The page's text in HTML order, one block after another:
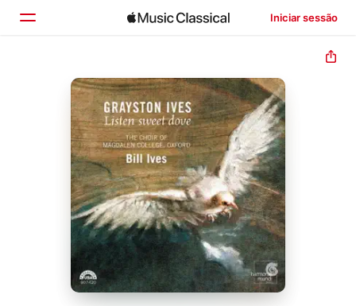
Iniciar sessão
Início
Explorar
Buscar